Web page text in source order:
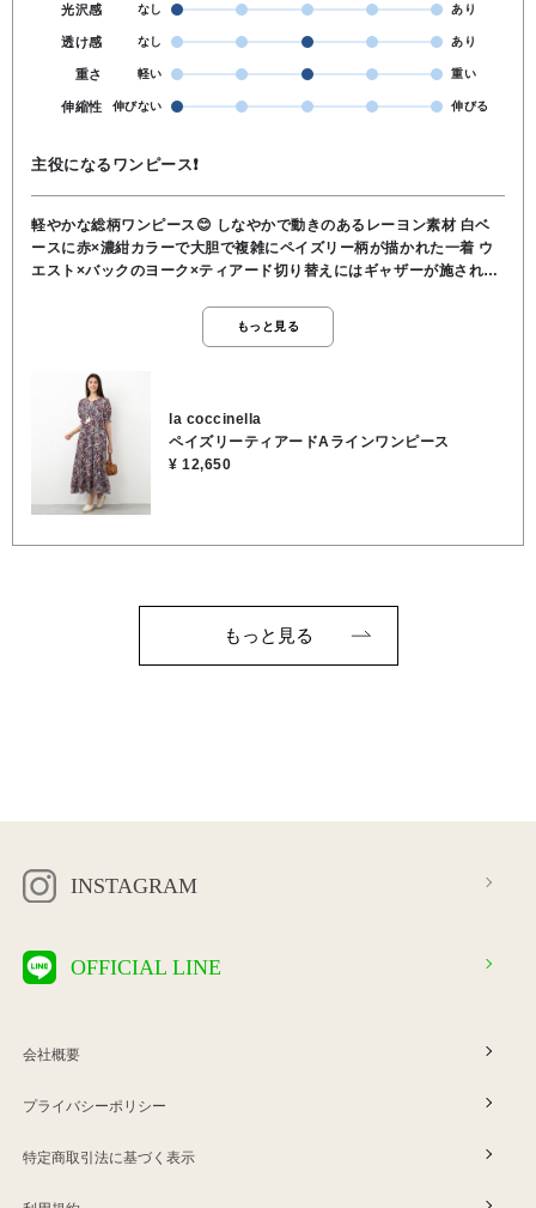
光沢感 なし あり
透け感 なし あり
重さ 軽い 重い
伸縮性 伸びない 伸びる
主役になるワンピース❗
軽やかな総柄ワンピース😊 しなやかで動きのあるレーヨン素材 白ベ
ースに赤×濃紺カラーで大胆で複雑にペイズリー柄が描かれた一着 ウ
エスト×バックのヨーク×ティアード切り替えにはギャザーが施された
ック ゴムの入った袖口でフリルデザインの半袖パフスリーブ ●レーヨ
し ●袖口 ゴム ●163cmでふくらはぎ下くらいの丈感
もっと見る
la coccinella
ペイズリーティアードAラインワンピース
¥ 12,650
もっと見る
INSTAGRAM
OFFICIAL LINE
会社概要
プライバシーポリシー
特定商取引法に基づく表示